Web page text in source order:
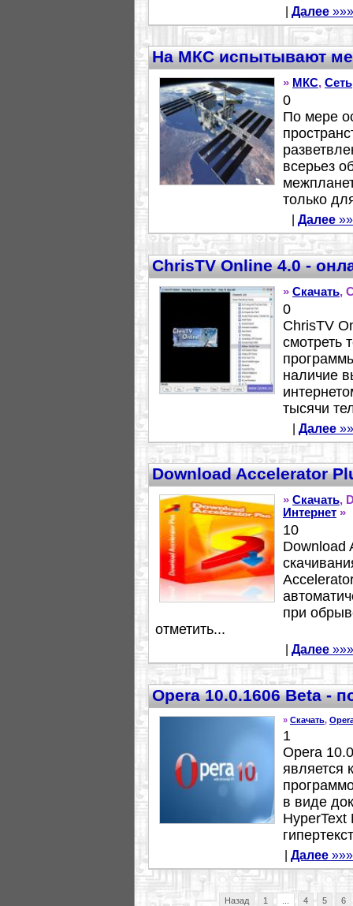
Далее »»»
На МКС испытывают
» МКС, Сеть
0
По мере
всерьез
только
Далее
ChrisTV Online 4.0 -
» Скачать,
0
ChrisTV
смотреть
наличие
тысячи
Далее
Download Accelerator
» Скачать,
Интернет »
10
Download
при
отметить...
Далее »»»
Opera 10.0.1606 Beta -
» Скачать,
1
Opera
является
в виде
HyperText
Далее »»»
Назад 1 4 5 6